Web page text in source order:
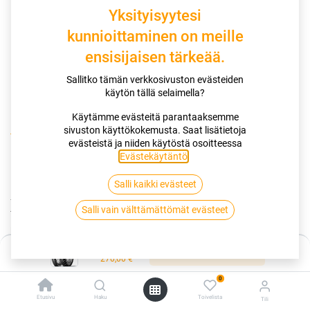
270,00€
Etusivu Haku
0
Toivelista Tili
Kauppa 120/90-18 65T DUNLOP TRAILMAX XL
120/90-18 65T DUNLOP TRAILMAX
XL
Yksityisyytesi
kunnioittaminen on meille
ensisijaisen tärkeää.
Sallitko tämän verkkosivuston evästeiden
käytön tällä selaimella?
Käytämme evästeitä parantaaksemme
sivuston käyttökokemusta. Saat lisätietoja
evästeistä ja niiden käytöstä osoitteessa
Evästekäytäntö
Salli kaikki evästeet
Salli vain välttämättömät evästeet